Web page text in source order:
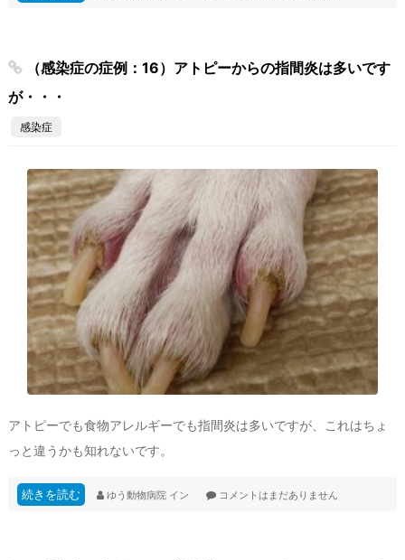
（感染症の症例：16）アトピーからの指間炎は多いです
が・・・
感染症
アトピーでも食物アレルギーでも指間炎は多いですが、これはちょ
っと違うかも知れないです。
続きを読む ゆう動物病院 イン コメントはまだありません